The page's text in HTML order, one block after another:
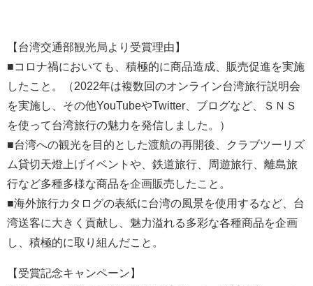
【台湾交通部観光局より受賞理由】
■コロナ禍においても、積極的に商品造成、販売促進を実施
したこと。（2022年は複数回のオンライン台湾旅行説明会
を実施し、その他YouTubeやTwitter、ブログなど、ＳＮＳ
を使って台湾旅行の魅力を発信しました。）
■台湾への観光を目的とした渡航の再開後、クラブツーリズ
ム貸切天燈上げイベントや、鉄道旅行、周遊旅行、離島旅
行など多種多様な商品を企画販売したこと。
■海外旅行カタログの表紙に台湾の風景を使用するなど、台
湾送客に大きく貢献し、魅力溢れる多彩な各種商品を企画
し、積極的に取り組んだこと。
【受賞記念キャンペーン】